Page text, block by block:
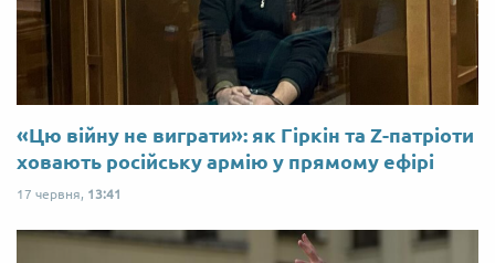
«Цю війну не виграти»: як Гіркін та Z-патріоти
ховають російську армію у прямому ефірі
17 червня, 13:41